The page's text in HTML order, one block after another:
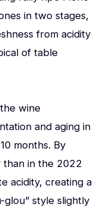
in two stages,
from acidity
of table
wine
and aging in
months. By
than in the 2022
acidity, creating a
glou” style slightly